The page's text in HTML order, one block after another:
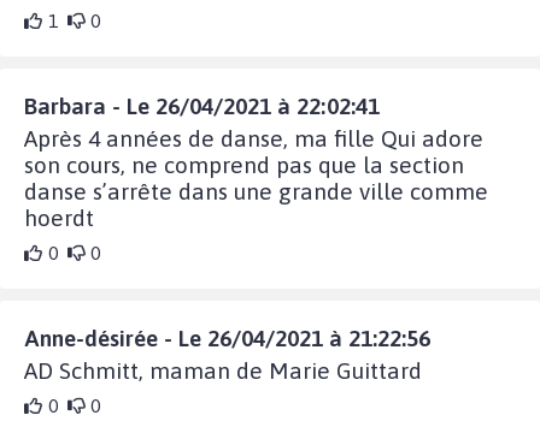
1 0
Barbara - Le 26/04/2021 à 22:02:41
Après 4 années de danse, ma fille Qui adore
son cours, ne comprend pas que la section
danse s’arrête dans une grande ville comme
hoerdt
0 0
Anne-désirée - Le 26/04/2021 à 21:22:56
AD Schmitt, maman de Marie Guittard
0 0